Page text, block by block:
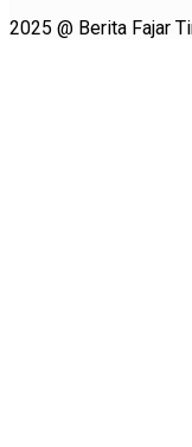
2025 @ Berita Fajar